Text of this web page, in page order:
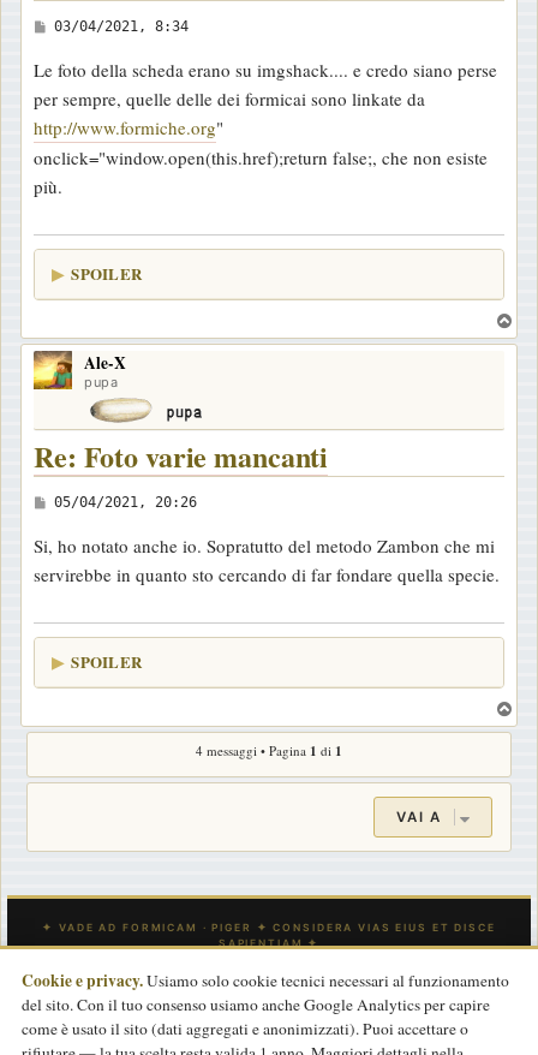
M
s
s
a
g
g
o
03/04/2021, 8:34
Le foto della scheda erano su imgshack.... e credo siano perse
per sempre, quelle delle dei formicai sono linkate da
http://www.formiche.org"
onclick="window.open(this.href);return false;, che non esiste
più.
SPOILER
o
Ale-X
pupa
Re: Foto varie mancanti
M
s
s
g
g
o
05/04/2021, 20:26
Si, ho notato anche io. Sopratutto del metodo Zambon che mi
servirebbe in quanto sto cercando di far fondare quella specie.
SPOILER
o
4 messaggi • Pagina 1 di 1
VAI A
INDICE Tutti gli orari sonoUTC
CONTATTACI
Cookie e privacy.Usiamo solo cookie tecnici necessari al funzionamento
del sito. Con il tuo consenso usiamo anche Google Analytics per capire
come è usato il sito (dati aggregati e anonimizzati). Puoi accettare o